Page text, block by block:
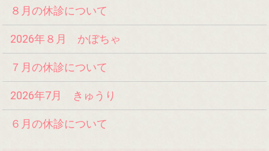
８月の休診について
2026年８月 かぼちゃ
７月の休診について
2026年7月 きゅうり
６月の休診について